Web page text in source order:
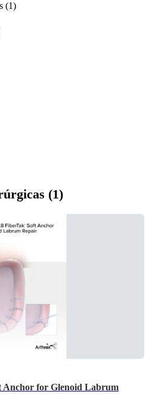
(1)
(1)
Anchor for Glenoid Labrum